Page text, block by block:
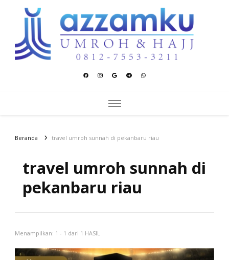
Azzamku Umroh dan Hajj
Beranda travel umroh sunnah di pekanbaru riau
travel umroh sunnah di
pekanbaru riau
Menampilkan: 1 - 1 dari 1 HASIL